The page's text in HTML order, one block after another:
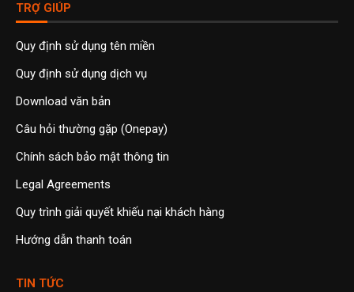
TRỢ GIÚP
Quy định sử dụng tên miền
Quy định sử dụng dịch vụ
Download văn bản
Câu hỏi thường gặp (Onepay)
Chính sách bảo mật thông tin
Legal Agreements
Quy trình giải quyết khiếu nại khách hàng
Hướng dẫn thanh toán
TIN TỨC